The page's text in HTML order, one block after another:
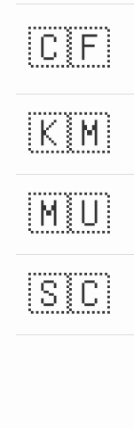
🇨🇫
🇰🇲
🇲🇺
🇸🇨